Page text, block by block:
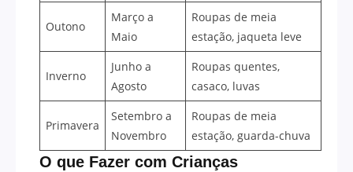
Outono
Março a
Maio
Roupas de meia
estação, jaqueta leve
Inverno
Junho a
Agosto
Roupas quentes,
casaco, luvas
Primavera
Setembro a
Novembro
Roupas de meia
estação, guarda-chuva
O que Fazer com Crianças